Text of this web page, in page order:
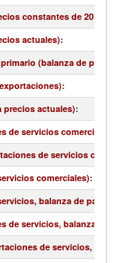
constantes de 2010)
actuales):
(balanza de
:
precios actuales):
de servicios comerciales)
de servicios
comerciales):
balanza de pagos)
de servicios, balanza de
de servicios,